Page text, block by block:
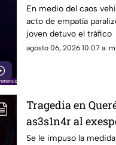
un perro
En medio del caos
acto de empatía
joven detuvo el tráfico
agosto 06, 2026 10:07 a. m.
Tragedia en
as3s1n4r al
Se le impuso la